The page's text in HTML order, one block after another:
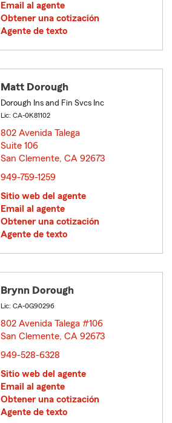
Email al agente
Obtener una cotización
Agente de texto
Matt Dorough
Dorough Ins and Fin Svcs Inc
Lic: CA-0K81102
802 Avenida Talega
Suite 106
San Clemente, CA 92673
949-759-1259
Sitio web del agente
Email al agente
Obtener una cotización
Agente de texto
Brynn Dorough
Lic: CA-0G90296
802 Avenida Talega #106
San Clemente, CA 92673
949-528-6328
Sitio web del agente
Email al agente
Obtener una cotización
Agente de texto